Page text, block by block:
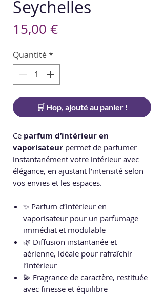
Seychelles
15,00 €Prix
Quantité*
🛒 Hop, ajouté au panier !
Ce parfum d’intérieur en
vaporisateur permet de parfumer
instantanément votre intérieur avec
élégance, en ajustant l’intensité selon
vos envies et les espaces.
✨ Parfum d’intérieur en
vaporisateur pour un parfumage
immédiat et modulable
🌿 Diffusion instantanée et
aérienne, idéale pour rafraîchir
l’intérieur
💫 Fragrance de caractère, restituée
avec finesse et équilibre